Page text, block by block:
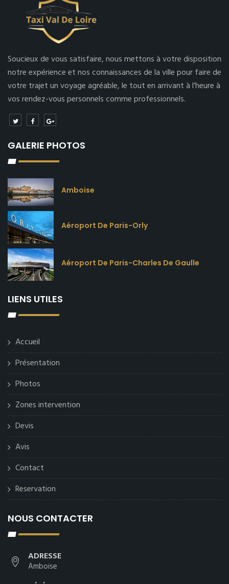
Soucieux de vous satisfaire, nous mettons à votre disposition
notre expérience et nos connaissances de la ville pour faire de
votre trajet un voyage agréable, le tout en arrivant à l’heure à
vos rendez-vous personnels comme professionnels.
GALERIE PHOTOS
Amboise
Aéroport De Paris-Orly
Aéroport De Paris-Charles De Gaulle
LIENS UTILES
Accueil
Présentation
Photos
Zones intervention
Devis
Avis
Contact
Reservation
NOUS CONTACTER
ADRESSE
Amboise